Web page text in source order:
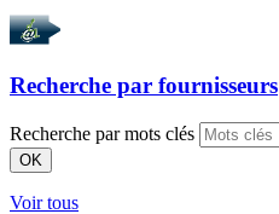
Recherche par fournisseurs
Recherche par mots clés
OK
Voir tous